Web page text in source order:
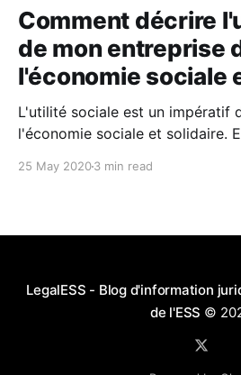
Comment décrire
de mon entreprise
l'économie sociale
L'utilité sociale est un impératif
l'économie sociale et solidaire.
est utile pour la Société ! Comment définir l'utilité
25 May 20203 min read
LegalESS - Blog d'information
de l'ESS ©